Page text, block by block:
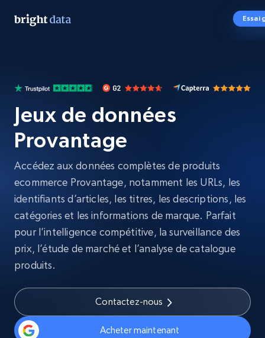
Essai
Jeux de données
Provantage
Accédez aux données complètes de produits
ecommerce Provantage, notamment les URLs, les
identifiants d’articles, les titres, les descriptions, les
catégories et les informations de marque. Parfait
pour l’intelligence compétitive, la surveillance des
prix, l’étude de marché et l’analyse de catalogue
produits.
Contactez-nous
Acheter maintenant